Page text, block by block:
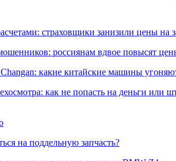
страховщики занизили цены на
россиянам вдвое повысят
какие китайские машины
как не попасть на деньги или
на поддельную запчасть?